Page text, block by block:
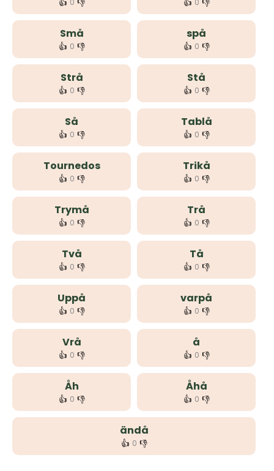
👍 0 👎 👍 0 👎
Små
👍 0 👎
spå
👍 0 👎
Strå
👍 0 👎
Stå
👍 0 👎
Så
👍 0 👎
Tablå
👍 0 👎
Tournedos
👍 0 👎
Trikå
👍 0 👎
Trymå
👍 0 👎
Trå
👍 0 👎
Två
👍 0 👎
Tå
👍 0 👎
Uppå
👍 0 👎
varpå
👍 0 👎
Vrå
👍 0 👎
å
👍 0 👎
Åh
👍 0 👎
Åhå
👍 0 👎
ändå
👍 0 👎